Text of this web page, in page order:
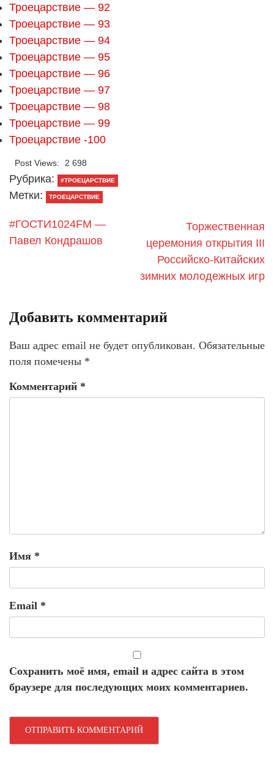
Троецарствие — 92
Троецарствие — 93
Троецарствие — 94
Троецарствие — 95
Троецарствие — 96
Троецарствие — 97
Троецарствие — 98
Троецарствие — 99
Троецарствие -100
Post Views: 2 698
Рубрика: #ТРОЕЦАРСТВИЕ
Метки: ТРОЕЦАРСТВИЕ
#ГОСТИ1024FM —
Павел Кондрашов
Торжественная
церемония открытия III
Российско-Китайских
зимних молодежных игр
Добавить комментарий
Ваш адрес email не будет опубликован. Обязательные
поля помечены *
Комментарий *
Имя *
Email *
Сохранить моё имя, email и адрес сайта в этом
браузере для последующих моих комментариев.